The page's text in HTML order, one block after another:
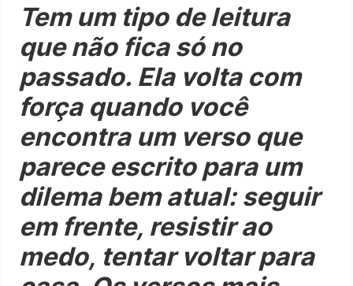
Tem um tipo de leitura
que não fica só no
passado. Ela volta com
força quando você
encontra um verso que
parece escrito para um
dilema bem atual: seguir
em frente, resistir ao
medo, tentar voltar para